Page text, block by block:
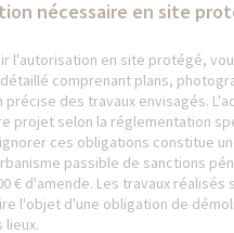
nécessaire en site
l'autorisation en site protégé,
comprenant plans,
précise des travaux envisagés.
projet selon la réglementation
ces obligations constitue
passible de sanctions
€ d'amende. Les travaux réalisés
l'objet d'une obligation de
lieux.